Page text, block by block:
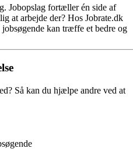
Jobopslag fortæller én side af
at arbejde der? Hos Jobrate.dk
kan træffe et bedre og
Så kan du hjælpe andre ved at